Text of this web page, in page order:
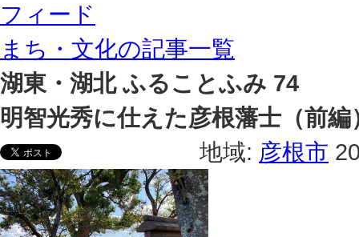
フィード
まち・文化の記事一覧
湖東・湖北 ふることふみ 74
明智光秀に仕えた彦根藩士（前編
地域: 彦根市